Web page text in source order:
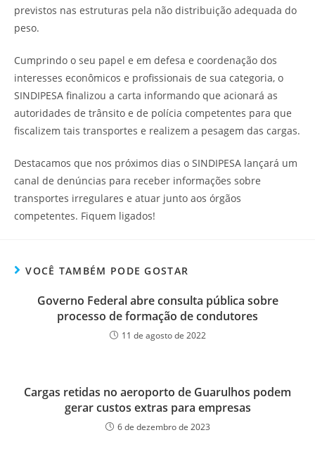
previstos nas estruturas pela não distribuição adequada do
peso.
Cumprindo o seu papel e em defesa e coordenação dos
interesses econômicos e profissionais de sua categoria, o
SINDIPESA finalizou a carta informando que acionará as
autoridades de trânsito e de polícia competentes para que
fiscalizem tais transportes e realizem a pesagem das cargas.
Destacamos que nos próximos dias o SINDIPESA lançará um
canal de denúncias para receber informações sobre
transportes irregulares e atuar junto aos órgãos
competentes. Fiquem ligados!
VOCÊ TAMBÉM PODE GOSTAR
Governo Federal abre consulta pública sobre
processo de formação de condutores
11 de agosto de 2022
Cargas retidas no aeroporto de Guarulhos podem
gerar custos extras para empresas
6 de dezembro de 2023